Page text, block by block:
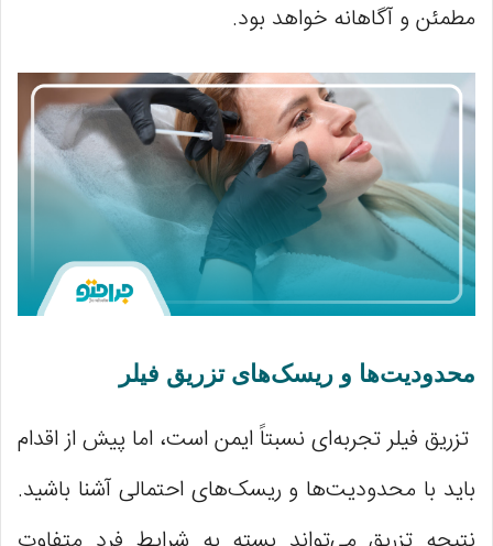
مطمئن و آگاهانه خواهد بود.
محدودیت‌ها و ریسک‌های تزریق فیلر
تزریق فیلر تجربه‌ای نسبتاً ایمن است، اما پیش از اقدام
باید با محدودیت‌ها و ریسک‌های احتمالی آشنا باشید.